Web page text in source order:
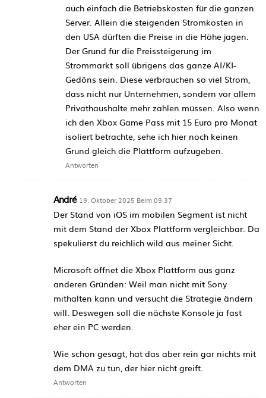
auch einfach die Betriebskosten für die ganzen
Server. Allein die steigenden Stromkosten in
den USA dürften die Preise in die Höhe jagen.
Der Grund für die Preissteigerung im
Strommarkt soll übrigens das ganze AI/KI-
Gedöns sein. Diese verbrauchen so viel Strom,
dass nicht nur Unternehmen, sondern vor allem
Privathaushalte mehr zahlen müssen. Also wenn
ich den Xbox Game Pass mit 15 Euro pro Monat
isoliert betrachte, sehe ich hier noch keinen
Grund gleich die Plattform aufzugeben.
Antworten
André 19. Oktober 2025 Beim 09:37
Der Stand von iOS im mobilen Segment ist nicht
mit dem Stand der Xbox Plattform vergleichbar. Da
spekulierst du reichlich wild aus meiner Sicht.
Microsoft öffnet die Xbox Plattform aus ganz
anderen Gründen: Weil man nicht mit Sony
mithalten kann und versucht die Strategie ändern
will. Deswegen soll die nächste Konsole ja fast
eher ein PC werden.
Wie schon gesagt, hat das aber rein gar nichts mit
dem DMA zu tun, der hier nicht greift.
Antworten